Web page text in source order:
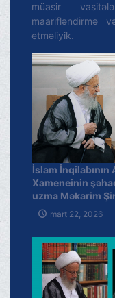
müasir
maarifləndirmə
etməliyik.
İslam
Xameneinin
uzma Məkarim
mart 22, 2026